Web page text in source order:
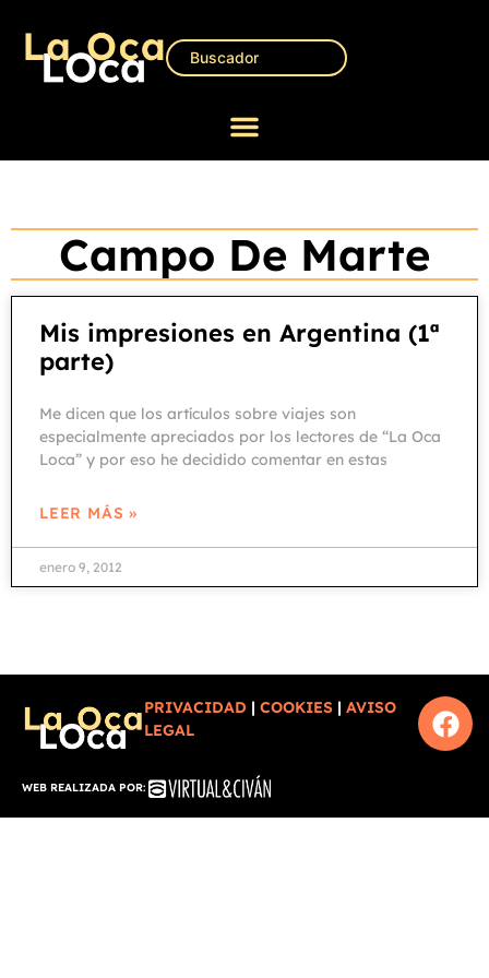
Campo De Marte
Mis impresiones en Argentina (1ª
parte)
Me dicen que los artículos sobre viajes son
especialmente apreciados por los lectores de “La Oca
Loca” y por eso he decidido comentar en estas
LEER MÁS »
enero 9, 2012
PRIVACIDAD | COOKIES | AVISO
LEGAL
WEB REALIZADA POR: